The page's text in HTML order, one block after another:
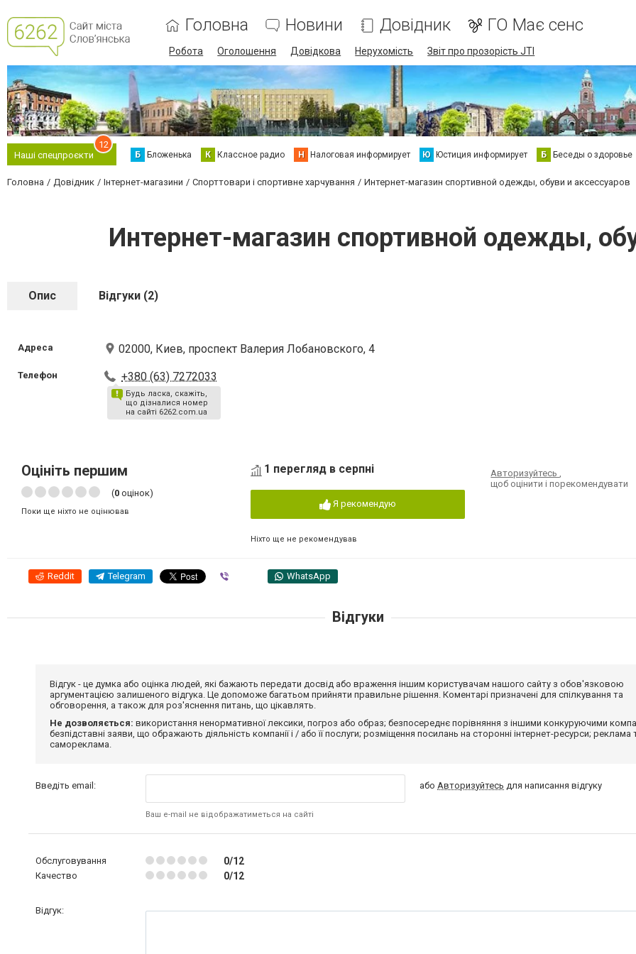
Головна Новини Довідник ГО Має сенс
Робота Оголошення Довідкова Нерухомість Звіт про прозорість JTI
Наші спецпроєкти
12
Б Бложенька К Классное радио Н Налоговая информирует Ю Юстиция информирует Б Беседы о здоровье
Головна Довідник Інтернет-магазини Спорттовари і спортивне харчування Интернет-магазин спортивной одежды, обуви и аксессуаров
Интернет-магазин спортивной одежды,
Опис Відгуки (2)
Адреса 02000, Киев, проспект Валерия Лобановского, 4
Телефон +380 (63) 7272033
Будь ласка, скажіть,
що дізналися номер
на сайті 6262.com.ua
Оцініть першим
(0 оцінок)
Поки ще ніхто не оцінював
1 перегляд в серпні
Я рекомендую
Ніхто ще не рекомендував
Авторизуйтесь,
щоб оцінити і порекомендувати
Reddit Telegram WhatsApp
Відгуки
Відгук - це думка або оцінка людей, які бажають передати досвід або враження іншим користувачам нашого сайту з обов'язковою
аргументацією залишеного відгука. Це допоможе багатьом прийняти правильне рішення. Коментарі призначені для спілкування та
обговорення, а також для роз'яснення питань, що цікавлять.
Не дозволяється: використання ненормативної лексики, погроз або образ; безпосереднє порівняння з іншими конкуруючими
безпідставні заяви, що ображають діяльність компанії і / або її послуги; розміщення посилань на сторонні інтернет-ресурси; реклама
самореклама.
Введіть email:
Ваш e-mail не відображатиметься на сайті
або Авторизуйтесь для написання відгуку
Обслуговування 0/12
Качество 0/12
Відгук: